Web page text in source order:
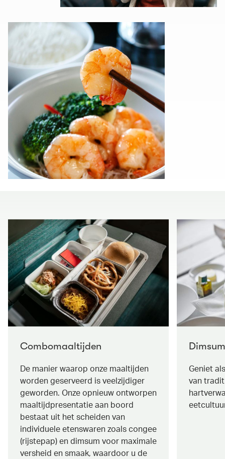
Combomaaltijden
De manier waarop onze maaltijden
worden geserveerd is veelzijdiger
geworden. Onze opnieuw ontworpen
maaltijdpresentatie aan boord
bestaat uit het scheiden van
individuele etenswaren zoals congee
(rijstepap) en dimsum voor maximale
versheid en smaak, waardoor u de
Dimsum
Geniet
van